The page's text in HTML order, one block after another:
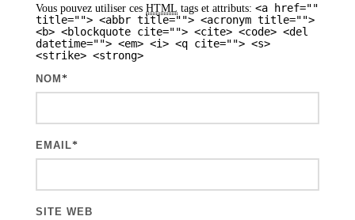
Vous pouvez utiliser ces HTML tags et attributs: <a href=""
title=""> <abbr title=""> <acronym title="">
<b> <blockquote cite=""> <cite> <code> <del
datetime=""> <em> <i> <q cite=""> <s>
<strike> <strong>
NOM *
EMAIL*
SITE WEB